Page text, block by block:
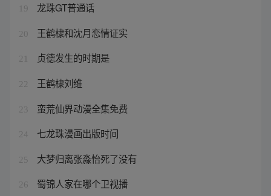
19 龙珠GT普通话
20 王鹤棣和沈月恋情证实
21 贞德发生的时期是
22 王鹤棣刘维
23 蛮荒仙界动漫全集免费
24 七龙珠漫画出版时间
25 大梦归离张淼怡死了没有
26 蜀锦人家在哪个卫视播